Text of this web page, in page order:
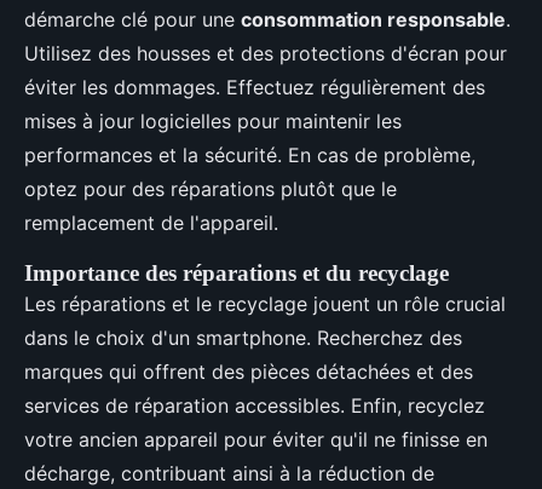
démarche clé pour une consommation responsable.
Utilisez des housses et des protections d'écran pour
éviter les dommages. Effectuez régulièrement des
mises à jour logicielles pour maintenir les
performances et la sécurité. En cas de problème,
optez pour des réparations plutôt que le
remplacement de l'appareil.
Importance des réparations et du recyclage
Les réparations et le recyclage jouent un rôle crucial
dans le choix d'un smartphone. Recherchez des
marques qui offrent des pièces détachées et des
services de réparation accessibles. Enfin, recyclez
votre ancien appareil pour éviter qu'il ne finisse en
décharge, contribuant ainsi à la réduction de